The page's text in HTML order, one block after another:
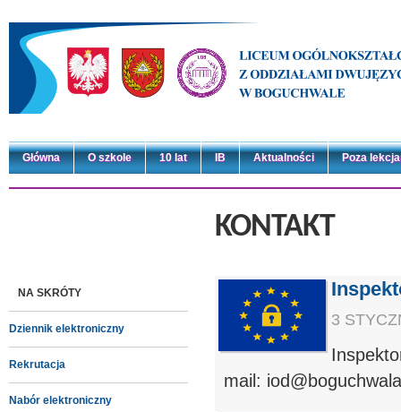
Główna O szkole 10 lat IB Aktualności Poza
KONTAKT
NA SKRÓTY
Dziennik elektroniczny
Rekrutacja
Nabór elektroniczny
3
mail: